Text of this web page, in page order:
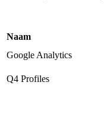
Naam
Google Analytics
Q4 Profiles